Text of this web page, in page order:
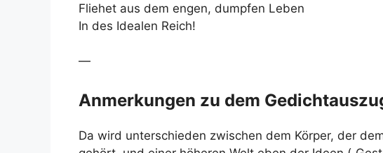
Fliehet aus dem engen, dumpfen Leben
In des Idealen Reich!
—
Anmerkungen zu dem
Da wird unterschieden zwischen dem Körper, der